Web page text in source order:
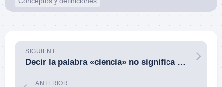
SIGUIENTE
Decir la palabra «ciencia» no significa nada si no has actualizado tu formación/entrenamiento en 10 años.
ANTERIOR